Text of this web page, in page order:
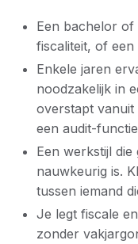
Een bachelor
fiscaliteit, of
Enkele jaren
noodzakelijk in
overstapt
een audit-
Een werkstijl
nauwkeurig is.
tussen iemand
Je legt fiscale
zonder